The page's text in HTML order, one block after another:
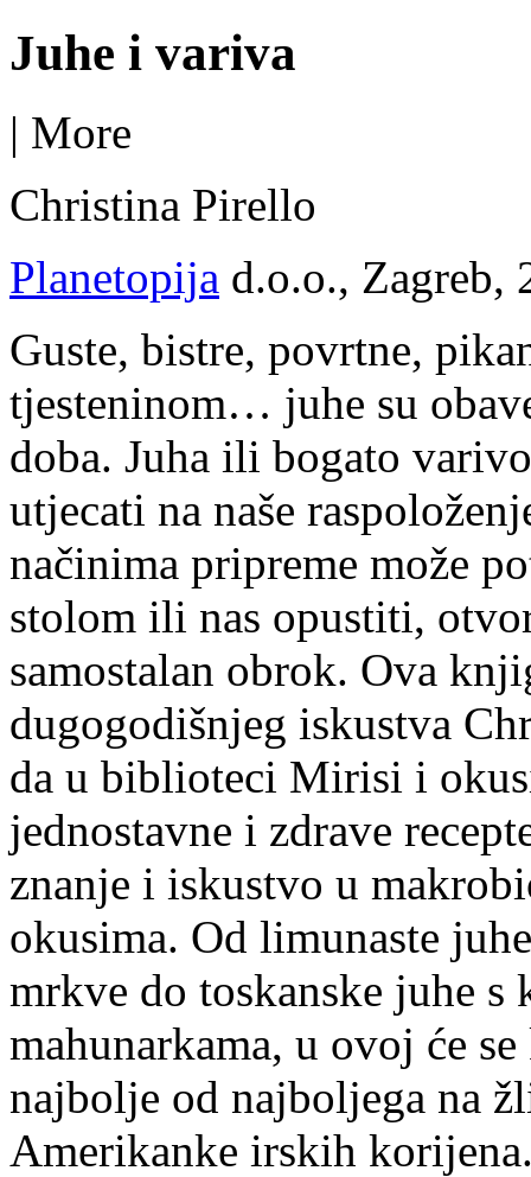
Juhe i variva
| More
Christina Pirello
Planetopija d.o.o., Zagreb,
Guste, bistre, povrtne,
tjesteninom… juhe su
doba. Juha ili bogato
utjecati na naše
načinima pripreme može
stolom ili nas opustiti,
samostalan obrok. Ova
dugogodišnjeg iskustva
da u biblioteci Mirisi i
jednostavne i zdrave
znanje i iskustvo u
okusima. Od limunaste
mrkve do toskanske juhe
mahunarkama, u ovoj će
najbolje od najboljega na
Amerikanke irskih